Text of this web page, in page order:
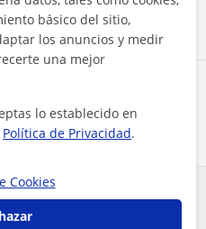
perfil?Cuéntanos
básico del sitio,
los anuncios y medir
una mejor
lo establecido en
Política de Privacidad.
Cookies